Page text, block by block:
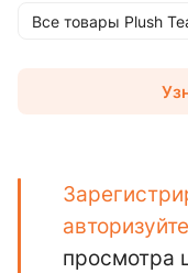
подарком на любой
Все товары Plush
просмотра